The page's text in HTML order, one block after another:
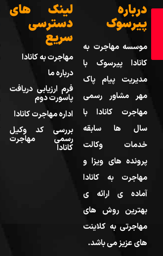
درباره
پیرسوک
موسسه مهاجرت به
کانادا پیرسوک با
مدیریت پیام پاک
مهر مشاور رسمی
مهاجرت کانادا با
سال ها سابقه
خدمات وکالت
پرونده های ویزا و
مهاجرت به کانادا
آماده ی ارائه ی
بهترین روش های
مهاجرتی به کلاینت
های عزیز می باشد.
لینک های
دسترسی
سریع
مهاجرت به کانادا
درباره ما
فرم ارزیابی دریافت
پاسورت دوم
اداره مهاجرت کانادا
بررسی کد وکیل
رسمی مهاجرت
کانادا